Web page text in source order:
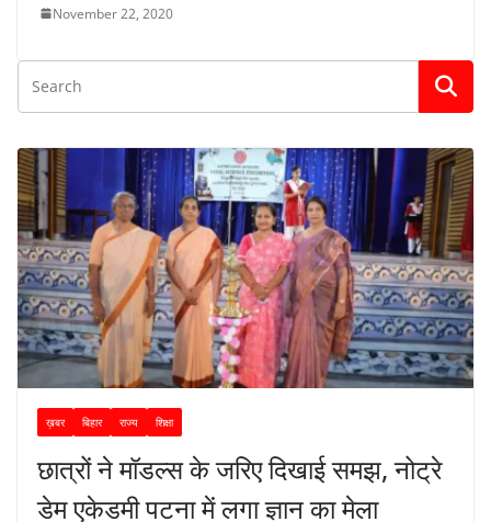
November 22, 2020
ख़बर बिहार राज्य शिक्षा
छात्रों ने मॉडल्स के जरिए दिखाई समझ, नोट्रे
डेम एकेडमी पटना में लगा ज्ञान का मेला